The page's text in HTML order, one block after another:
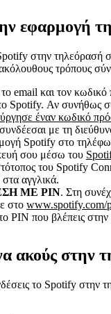
εφαρμογή
στην τηλεόρασή
τρόπους
email και τον
Spotify. Αν συνήθως
έναν κωδικό
με τη
Spotify στο
σου μέσω του
του Spotify
αγγλικά.
ΜΕ PIN. Στη
στο www.spotify.com/
PIN που βλέπεις
ακούς στην
το Spotify στην